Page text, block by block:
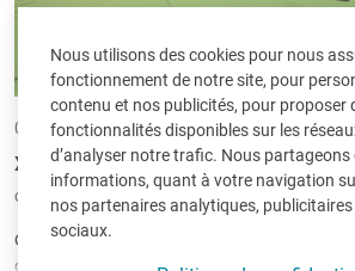
Nous utilisons des cookies pour nous
fonctionnement de notre site, pour
contenu et nos publicités, pour proposer
fonctionnalités disponibles sur les
d’analyser notre trafic. Nous partageons
informations, quant à votre navigation
nos partenaires analytiques, publicitaires
sociaux.
02/08/2023 •par Benedikt Bocklandt
XLFisc devient Fisc-in
classé sous: Logiciels Fisc-in
Comme vous le savez peut-être déjà, nous
quelque temps à une nouvelle version de